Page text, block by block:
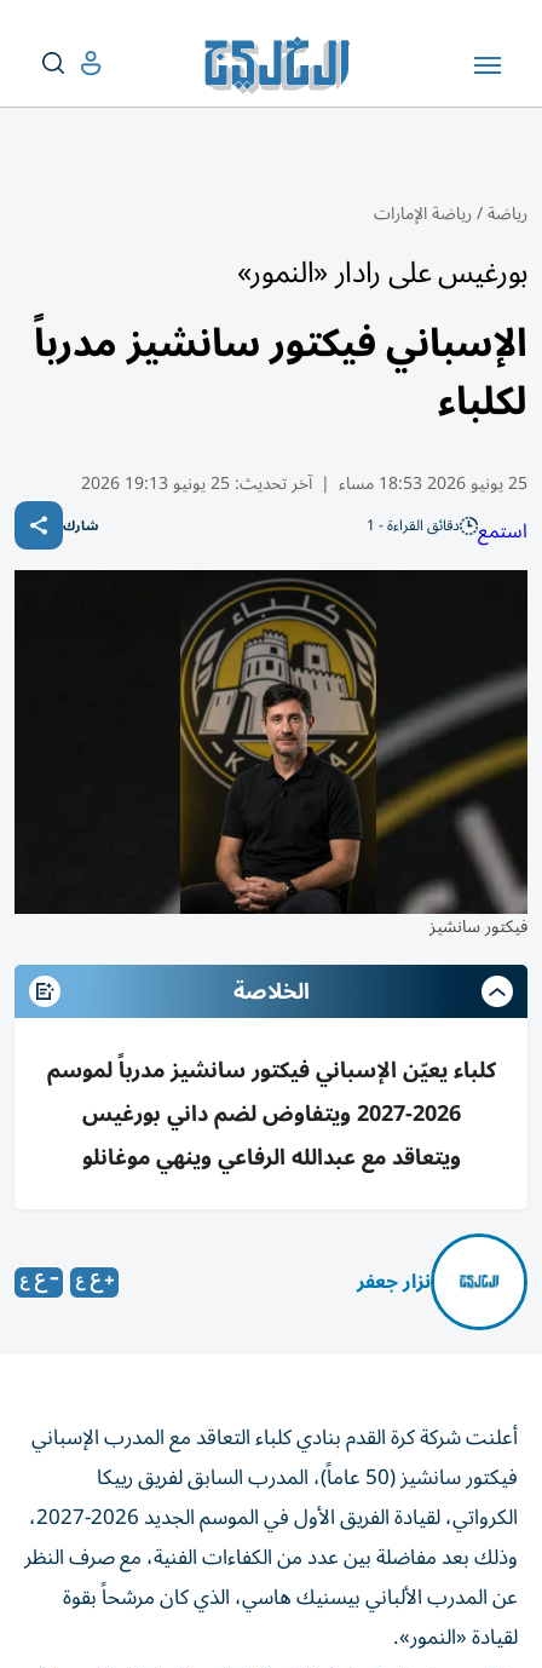
رياضة/رياضة الإمارات
بورغيس على رادار «النمور»
الإسباني فيكتور سانشيز مدرباً
لكلباء
25 يونيو 2026 18:53 مساء | آخر تحديث:25 يونيو 19:13 2026
استمع دقائق القراءة - 1 شارك
فيكتور سانشيز
الخلاصة
كلباء يعيّن الإسباني فيكتور سانشيز مدرباً لموسم
2026-2027 ويتفاوض لضم داني بورغيس
ويتعاقد مع عبدالله الرفاعي وينهي موغانلو
نزار جعفر
أعلنت شركة كرة القدم بنادي كلباء التعاقد مع المدرب الإسباني
فيكتور سانشيز (50 عاماً)، المدرب السابق لفريق رييكا
الكرواتي، لقيادة الفريق الأول في الموسم الجديد 2026-2027،
وذلك بعد مفاضلة بين عدد من الكفاءات الفنية، مع صرف النظر
عن المدرب الألباني بيسنيك هاسي، الذي كان مرشحاً بقوة
لقيادة «النمور».